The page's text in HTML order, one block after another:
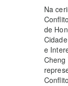
Na
de
e
Cheng